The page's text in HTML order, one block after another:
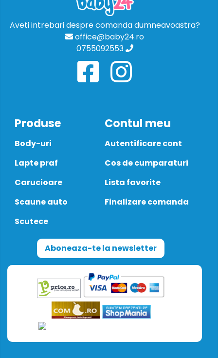
Aveti intrebari despre comanda dumneavoastra?
office@baby24.ro
0755092553
Produse
Body-uri
Lapte praf
Carucioare
Scaune auto
Scutece
Contul meu
Autentificare cont
Cos de cumparaturi
Lista favorite
Finalizare comanda
Aboneaza-te la newsletter